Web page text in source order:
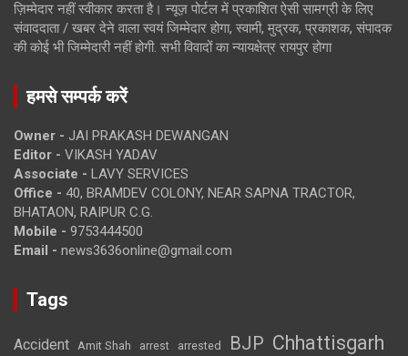
ज़िम्मेदार नहीं स्वीकार करता है। न्यूज़ पोर्टल में प्रकाशित ऐसी सामग्री के लिए
संवाददाता / खबर देने वाला स्वयं जिम्मेदार होगा, स्वामी, मुद्रक, प्रकाशक, संपादक
की कोई भी जिम्मेदारी नहीं होगी. सभी विवादों का न्यायक्षेत्र रायपुर होगा
हमसे सम्पर्क करें
Owner - JAI PRAKASH DEWANGAN
Editor - VIKASH YADAV
Associate - LAVY SERVICES
Office - 40, BRAMDEV COLONY, NEAR SAPNA TRACTOR,
BHATAON, RAIPUR C.G.
Mobile - 9753444500
Email - news3636online@gmail.com
Tags
Accident Amit Shah arrest arrested BJP Chhattisgarh